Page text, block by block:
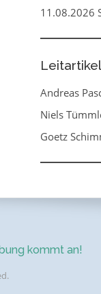
11.08.2026
Andreas
Niels
Goetz
kommt an!